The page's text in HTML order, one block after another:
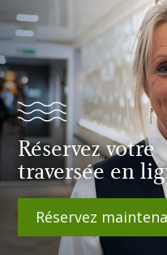
Réservez votre
traversée en
Réservez